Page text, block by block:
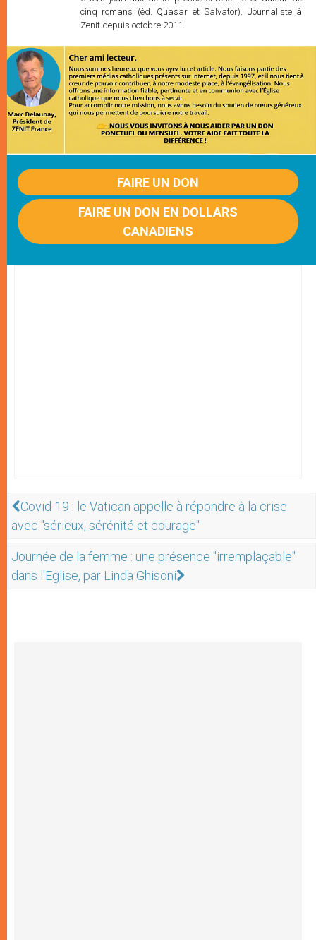
cinq romans (éd. Quasar et Salvator). Journaliste à
Zenit depuis octobre 2011.
FAIRE UN DON
FAIRE UN DON EN DOLLARS
CANADIENS
Covid-19 : le Vatican appelle à répondre à la crise
avec "sérieux, sérénité et courage"
Journée de la femme : une présence "irremplaçable"
dans l'Eglise, par Linda Ghisoni